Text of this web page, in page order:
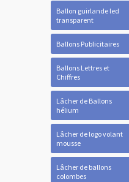
Ballon guirlande led
transparent
Ballons Publicitaires
Ballons Lettres et
Chiffres
Lâcher de Ballons
hélium
Lâcher de logo volant
mousse
Lâcher de ballons
colombes